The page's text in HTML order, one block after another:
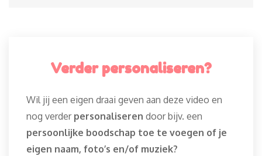
Verder personaliseren?
Wil jij een eigen draai geven aan deze video en
nog verder personaliseren door bijv. een
persoonlijke boodschap toe te voegen of je
eigen naam, foto’s en/of muziek?